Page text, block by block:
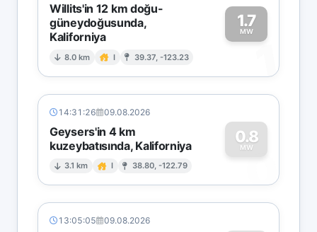
Willits'in 12 km doğu-
güneydoğusunda,
Kaliforniya
8.0 km I 39.37, -123.23
1.7
MW
1
14:31:26 09.08.2026
Geysers'in 4 km
kuzeybatısında, Kaliforniya
3.1 km I 38.80, -122.79
0.8
MW
0
13:05:05 09.08.2026